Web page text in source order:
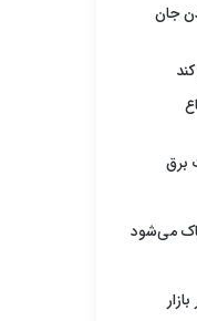
جان
می‌شود